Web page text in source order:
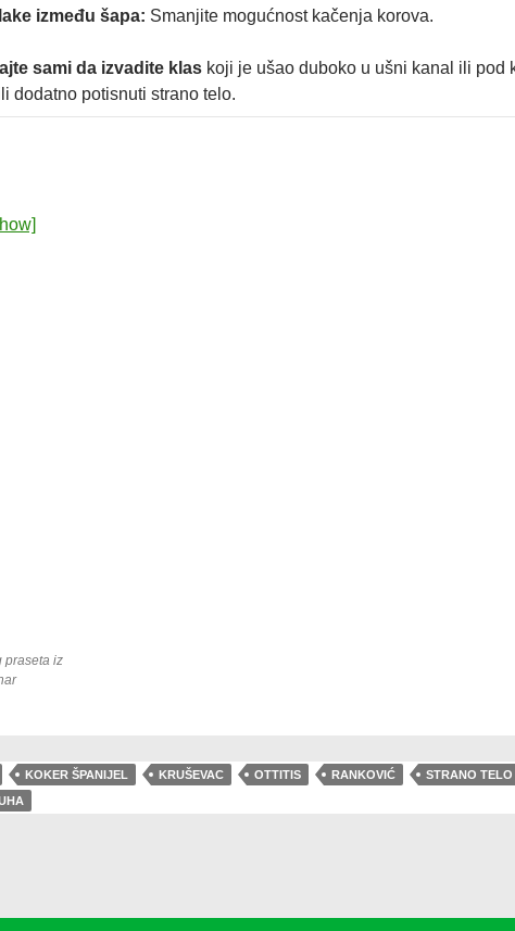
između šapa: Smanjite mogućnost kačenja korova.
sami da izvadite klaskoji je ušao duboko u ušni kanal ili pod
dodatno potisnuti strano telo.
praseta iz
KOKER ŠPANIJEL KRUŠEVAC OTTITIS RANKOVIĆ STRANO TELO